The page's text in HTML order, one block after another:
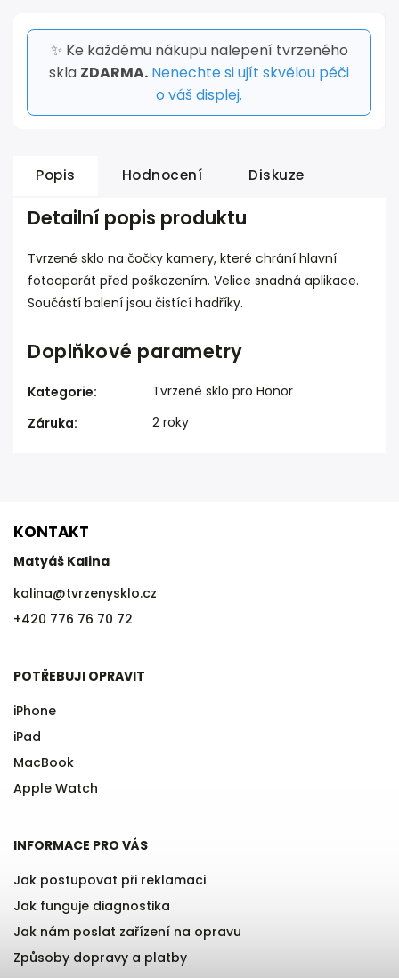
✨ Ke každému nákupu nalepení tvrzeného
skla ZDARMA. Nenechte si ujít skvělou péči
o váš displej.
Popis Hodnocení Diskuze
Detailní popis produktu
Tvrzené sklo na čočky kamery, které chrání hlavní
fotoaparát před poškozením. Velice snadná aplikace.
Součástí balení jsou čistící hadříky.
Doplňkové parametry
Kategorie:
Tvrzené sklo pro Honor
Záruka: 2 roky
KONTAKT
Matyáš Kalina
kalina@tvrzenysklo.cz
+420 776 76 70 72
POTŘEBUJI OPRAVIT
iPhone
iPad
MacBook
Apple Watch
INFORMACE PRO VÁS
Jak postupovat při reklamaci
Jak funguje diagnostika
Jak nám poslat zařízení na opravu
Způsoby dopravy a platby